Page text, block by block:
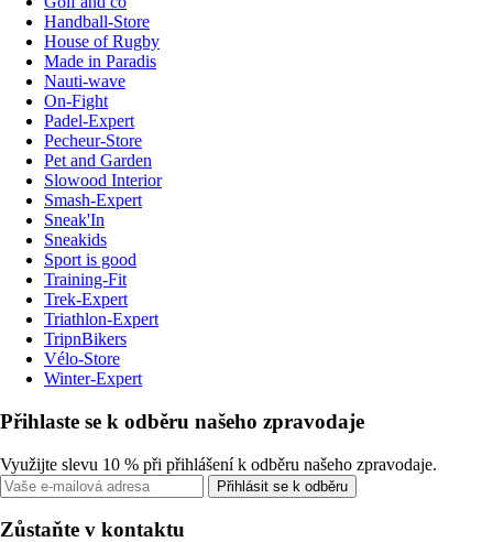
Handball-Store
House of Rugby
Made in Paradis
Nauti-wave
On-Fight
Padel-Expert
Pecheur-Store
Pet and Garden
Slowood Interior
Smash-Expert
Sneak'In
Sneakids
Sport is good
Training-Fit
Trek-Expert
Triathlon-Expert
TripnBikers
Vélo-Store
Winter-Expert
Přihlaste se k odběru našeho zpravodaje
Využijte slevu 10 % při přihlášení k odběru našeho zpravodaje.
Přihlásit se k odběru
Zůstaňte v kontaktu